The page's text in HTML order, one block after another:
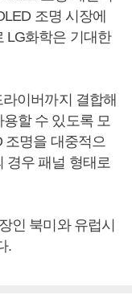
조명 시장에
LG화학은 기대한
이버까지 결합해
할 수 있도록 모
조명을 대중적으
경우 패널 형태로
인 북미와 유럽시
.